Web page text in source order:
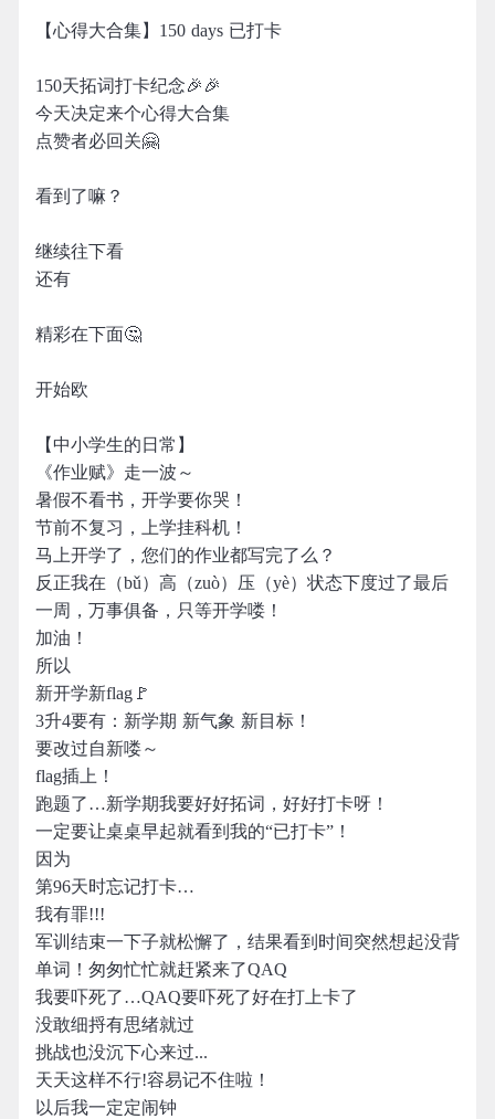
【心得大合集】150 days 已打卡
150天拓词打卡纪念🎉🎉
今天决定来个心得大合集
点赞者必回关🤗
看到了嘛？
继续往下看
还有
精彩在下面🤔
开始欧
【中小学生的日常】
《作业赋》走一波～
暑假不看书，开学要你哭！
节前不复习，上学挂科机！
马上开学了，您们的作业都写完了么？
反正我在（bǔ）高（zuò）压（yè）状态下度过了最后
一周，万事俱备，只等开学喽！
加油！
所以
新开学新flag🚩
3升4要有：新学期 新气象 新目标！
要改过自新喽～
flag插上！
跑题了…新学期我要好好拓词，好好打卡呀！
一定要让桌桌早起就看到我的“已打卡”！
因为
第96天时忘记打卡…
我有罪!!!
军训结束一下子就松懈了，结果看到时间突然想起没背
单词！匆匆忙忙就赶紧来了QAQ
我要吓死了…QAQ要吓死了好在打上卡了
没敢细捋有思绪就过
挑战也没沉下心来过...
天天这样不行!容易记不住啦！
以后我一定定闹钟